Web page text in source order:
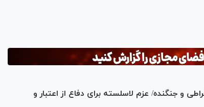
۲۰۲۶| اروگوئه؛ افراطی و جنگنده/ عزم لاسلسته برای دفاع از اعتبار و